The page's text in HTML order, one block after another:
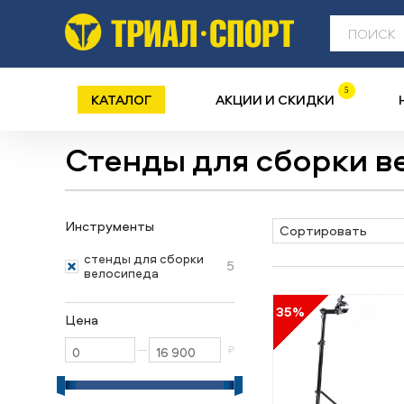
КАТАЛОГ АКЦИИ И СКИДКИ 5
Стенды для сборки
Инструменты
стенды для сборки
велосипеда
5
Цена
— ₽
Сортировать
35%